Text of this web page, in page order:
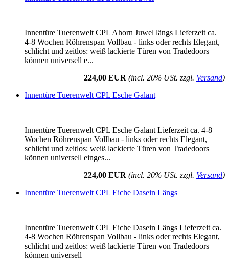
Innentüre Tuerenwelt CPL Ahorn Juwel längs Lieferzeit ca.
4-8 Wochen Röhrenspan Vollbau - links oder rechts Elegant,
schlicht und zeitlos: weiß lackierte Türen von Tradedoors
können universell e...
224,00 EUR (incl. 20% USt. zzgl. Versand)
Innentüre Tuerenwelt CPL Esche Galant
Innentüre Tuerenwelt CPL Esche Galant Lieferzeit ca. 4-8
Wochen Röhrenspan Vollbau - links oder rechts Elegant,
schlicht und zeitlos: weiß lackierte Türen von Tradedoors
können universell einges...
224,00 EUR (incl. 20% USt. zzgl. Versand)
Innentüre Tuerenwelt CPL Eiche Dasein Längs
Innentüre Tuerenwelt CPL Eiche Dasein Längs Lieferzeit ca.
4-8 Wochen Röhrenspan Vollbau - links oder rechts Elegant,
schlicht und zeitlos: weiß lackierte Türen von Tradedoors
können universell